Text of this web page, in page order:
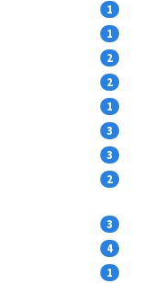
1
1
2
2
1
3
3
2
3
4
1